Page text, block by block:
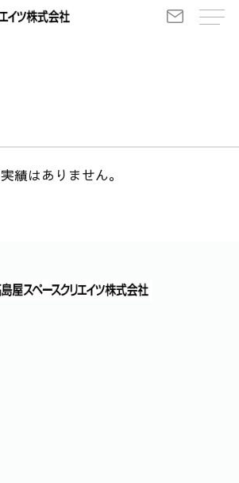
実績はありません。